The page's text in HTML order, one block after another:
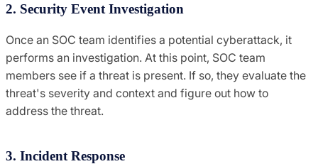
2. Security Event Investigation
Once an SOC team identifies a potential cyberattack, it
performs an investigation. At this point, SOC team
members see if a threat is present. If so, they evaluate the
threat's severity and context and figure out how to
address the threat.
3. Incident Response